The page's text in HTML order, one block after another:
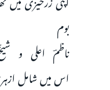
بوم
ناظمؔ اعلی و
اس میں شامل